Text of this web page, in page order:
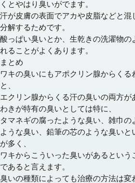
くとやはり臭いがでます。
汗が皮膚の表面でアカや皮脂などと混
分解するためです。
酸っぱい臭いとか、生乾きの洗濯物の
れることがよくあります。
まとめ
ワキの臭いにもアポクリン腺からくる
と、
エクリン腺からくる汗の臭いの両方が
わきが特有の臭いとしては特に、
タマネギの腐ったような臭い、雑巾
ような臭い、鉛筆の芯のような臭いと
が多く、
ワキからこういった臭いがあるとい
であると言えます。
臭いの種類によっても治療の方法は変